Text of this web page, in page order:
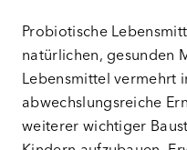
Probiotische
natürlichen, gesunden
Lebensmittel vermehrt
abwechslungsreiche
weiterer wichtiger